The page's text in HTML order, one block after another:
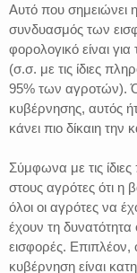
Αυτό που σημειώνει
συνδυασμός των
φορολογικό είναι
(σ.σ. με τις ίδιες
95% των αγροτών).
κυβέρνησης, αυτός
κάνει πιο δίκαιη
Σύμφωνα με τις
στους αγρότες ότι η
όλοι οι αγρότες να
έχουν τη
εισφορές.
κυβέρνηση είναι